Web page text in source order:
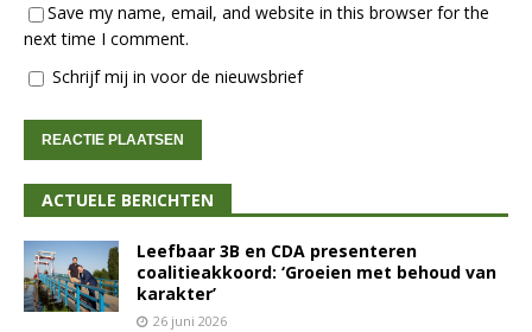
Save my name, email, and website in this browser for the
next time I comment.
Schrijf mij in voor de nieuwsbrief
ACTUELE BERICHTEN
Leefbaar 3B en CDA presenteren
coalitieakkoord: ‘Groeien met behoud van
karakter’
26 juni 2026